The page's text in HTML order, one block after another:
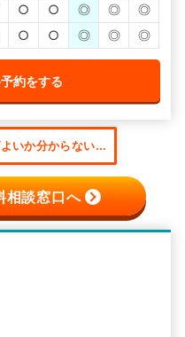
○ ○ ◎ ◎
◎
○ ○ ◎ ◎ ◎
約をする
いか分からない...
相談窓口へ